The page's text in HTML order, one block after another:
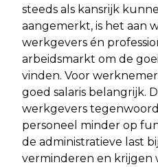
steeds als kansrijk
aangemerkt, is het aan
werkgevers én
arbeidsmarkt om de
vinden. Voor
goed salaris belangrijk.
werkgevers
personeel minder op
de administratieve last
verminderen en krijgen